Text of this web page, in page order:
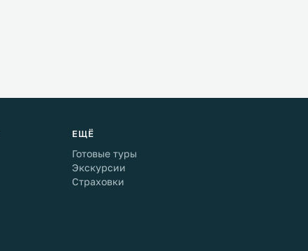
ЕЩЁ
Готовые туры
Экскурсии
Страховки